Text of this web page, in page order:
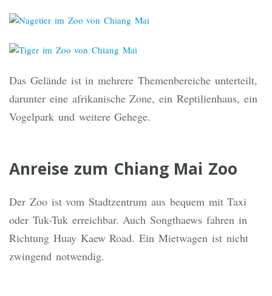
Das Gelände ist in mehrere Themenbereiche unterteilt,
darunter eine afrikanische Zone, ein Reptilienhaus, ein
Vogelpark und weitere Gehege.
Anreise zum Chiang Mai Zoo
Der Zoo ist vom Stadtzentrum aus bequem mit Taxi
oder Tuk-Tuk erreichbar. Auch Songthaews fahren in
Richtung Huay Kaew Road. Ein Mietwagen ist nicht
zwingend notwendig.